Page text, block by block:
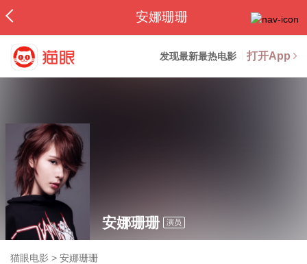
安娜珊珊
发现最新最热电影 打开App
安娜珊珊 演员
猫眼电影 >安娜珊珊